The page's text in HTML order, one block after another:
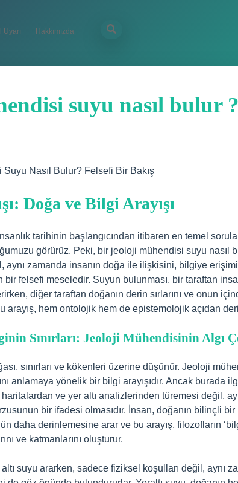
Uyarı Hakkımızda
suyu nasıl bulur ?
Nasıl Bulur? Felsefi Bir Bakış
Doğa ve Bilgi Arayışı
tarihinin başlangıcından itibaren en temel
görürüz. Peki, bir jeoloji mühendisi suyu nasıl
aynı zamanda insanın doğa ile ilişkisini, bilgiye
felsefi meseledir. Suyun bulunması, bir taraftan
diğer taraftan doğanın derin sırlarını ve onun
arayış, hem ontolojik hem de epistemolojik açıdan
Sınırları: Jeoloji Mühendisinin Algı
sınırları ve kökenleri üzerine düşünür. Jeoloji
anlamaya yönelik bir bilgi arayışıdır. Ancak burada
ve yer altı analizlerinden türemesi değil,
bir ifadesi olmasıdır. İnsan, doğanın bilinçli
daha derinlemesine arar ve bu arayış, filozofların
ve katmanlarını oluşturur.
suyu ararken, sadece fiziksel koşulları değil, aynı